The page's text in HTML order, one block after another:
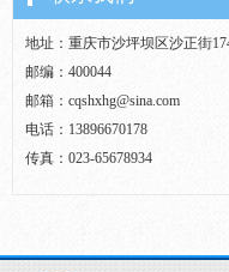
地址：重庆市沙坪坝区沙正街
邮编：400044
邮箱：cqshxhg@sina.com
电话：13896670178
传真：023-65678934